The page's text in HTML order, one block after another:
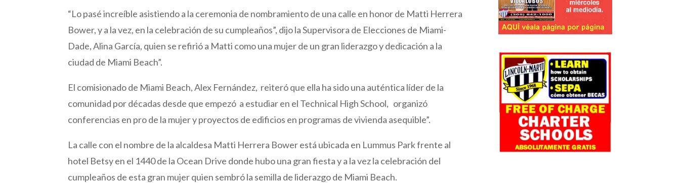
“Lo pasé increíble asistiendo a la ceremonia de nombramiento de una calle en honor de Matti Herrera
Bower, y a la vez, en la celebración de su cumpleaños”, dijo la Supervisora de Elecciones de Miami-
Dade, Alina García, quien se refirió a Matti como una mujer de un gran liderazgo y dedicación a la
ciudad de Miami Beach”.
El comisionado de Miami Beach, Alex Fernández, reiteró que ella ha sido una auténtica líder de la
comunidad por décadas desde que empezó a estudiar en el Technical High School, organizó
conferencias en pro de la mujer y proyectos de edificios en programas de vivienda asequible”.
La calle con el nombre de la alcaldesa Matti Herrera Bower está ubicada en Lummus Park frente al
hotel Betsy en el 1440 de la Ocean Drive donde hubo una gran fiesta y a la vez la celebración del
cumpleaños de esta gran mujer quien sembró la semilla de liderazgo de Miami Beach.